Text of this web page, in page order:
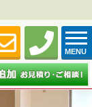
MENU